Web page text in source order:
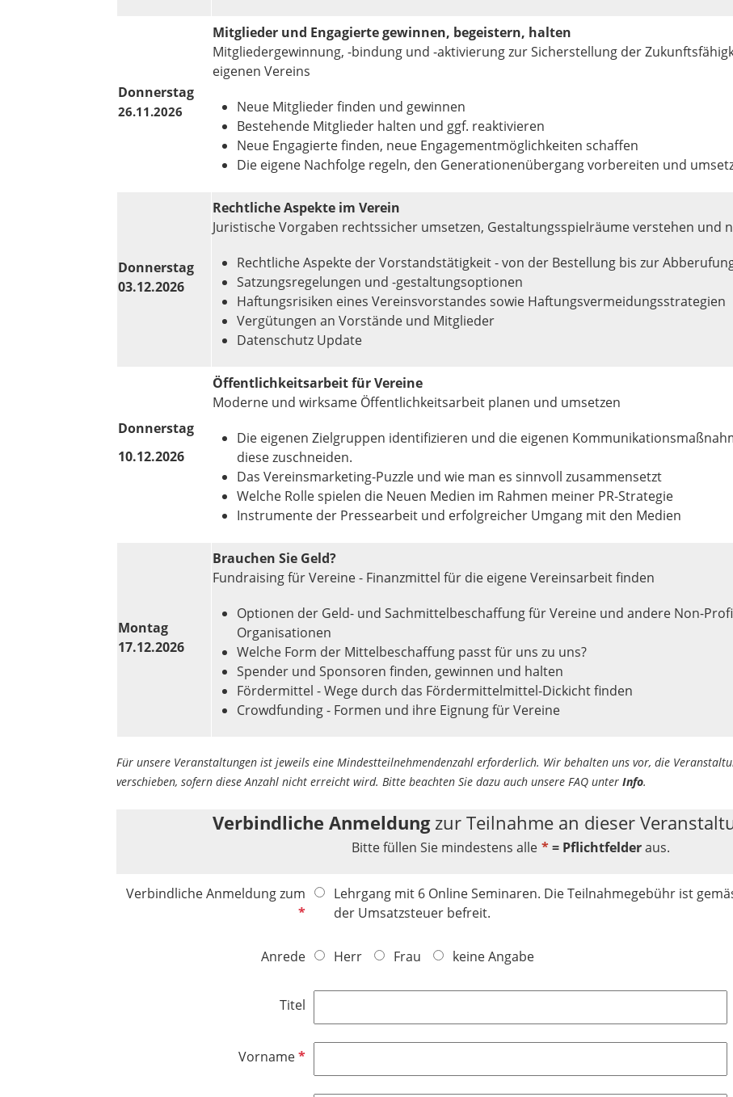
Donnerstag
26.11.2026
Mitglieder und Engagierte gewinnen, begeistern, halten
Mitgliedergewinnung, -bindung und -aktivierung zur Sicherstellung der
eigenen Vereins
Neue Mitglieder finden und gewinnen
Bestehende Mitglieder halten und ggf. reaktivieren
Neue Engagierte finden, neue Engagementmöglichkeiten schaffen
Die eigene Nachfolge regeln, den Generationenübergang vorbereiten und
Donnerstag
03.12.2026
Rechtliche Aspekte im Verein
Juristische Vorgaben rechtssicher umsetzen, Gestaltungsspielräume verstehen und
Rechtliche Aspekte der Vorstandstätigkeit - von der Bestellung bis zur
Satzungsregelungen und -gestaltungsoptionen
Haftungsrisiken eines Vereinsvorstandes sowie Haftungsvermeidungsstrategien
Vergütungen an Vorstände und Mitglieder
Datenschutz Update
Donnerstag
10.12.2026
Öffentlichkeitsarbeit für Vereine
Moderne und wirksame Öffentlichkeitsarbeit planen und umsetzen
Die eigenen Zielgruppen identifizieren und die eigenen
diese zuschneiden.
Das Vereinsmarketing-Puzzle und wie man es sinnvoll zusammensetzt
Welche Rolle spielen die Neuen Medien im Rahmen meiner PR-Strategie
Instrumente der Pressearbeit und erfolgreicher Umgang mit den Medien
Montag
17.12.2026
Brauchen Sie Geld?
Fundraising für Vereine - Finanzmittel für die eigene Vereinsarbeit finden
Optionen der Geld- und Sachmittelbeschaffung für Vereine und andere Non-
Organisationen
Welche Form der Mittelbeschaffung passt für uns zu uns?
Spender und Sponsoren finden, gewinnen und halten
Fördermittel - Wege durch das Fördermittelmittel-Dickicht finden
Crowdfunding - Formen und ihre Eignung für Vereine
Für unsere Veranstaltungen ist jeweils eine Mindestteilnehmendenzahl erforderlich. Wir behalten uns vor, die
verschieben, sofern diese Anzahl nicht erreicht wird. Bitte beachten Sie dazu auch unsere FAQ unter Info.
Verbindliche Anmeldungzur Teilnahme an dieser
Bitte füllen Sie mindestens alle *= Pflichtfelderaus.
Verbindliche Anmeldung zum
f
Lehrgang mit 6 Online Seminaren. Die Teilnahmegebühr ist
der Umsatzsteuer befreit.
Anrede Herr Frau keine Angabe
Titel
VornameP